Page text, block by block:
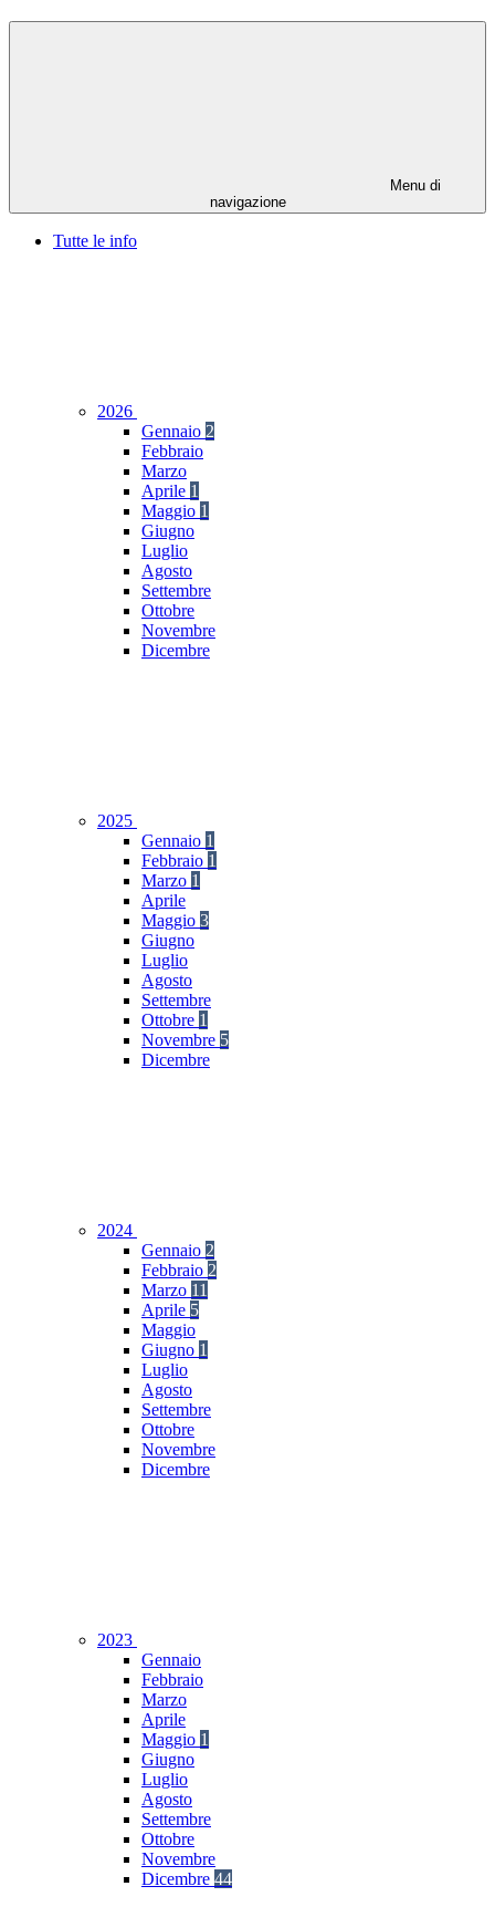
Menu di
navigazione
Tutte le info
2026
Gennaio 2
Febbraio
Marzo
Aprile 1
Maggio 1
Giugno
Luglio
Agosto
Settembre
Ottobre
Novembre
Dicembre
2025
Gennaio 1
Febbraio 1
Marzo 1
Aprile
Maggio 3
Giugno
Luglio
Agosto
Settembre
Ottobre 1
Novembre 5
Dicembre
2024
Gennaio 2
Febbraio 2
Marzo 11
Aprile 5
Maggio
Giugno 1
Luglio
Agosto
Settembre
Ottobre
Novembre
Dicembre
2023
Gennaio
Febbraio
Marzo
Aprile
Maggio 1
Giugno
Luglio
Agosto
Settembre
Ottobre
Novembre
Dicembre 44